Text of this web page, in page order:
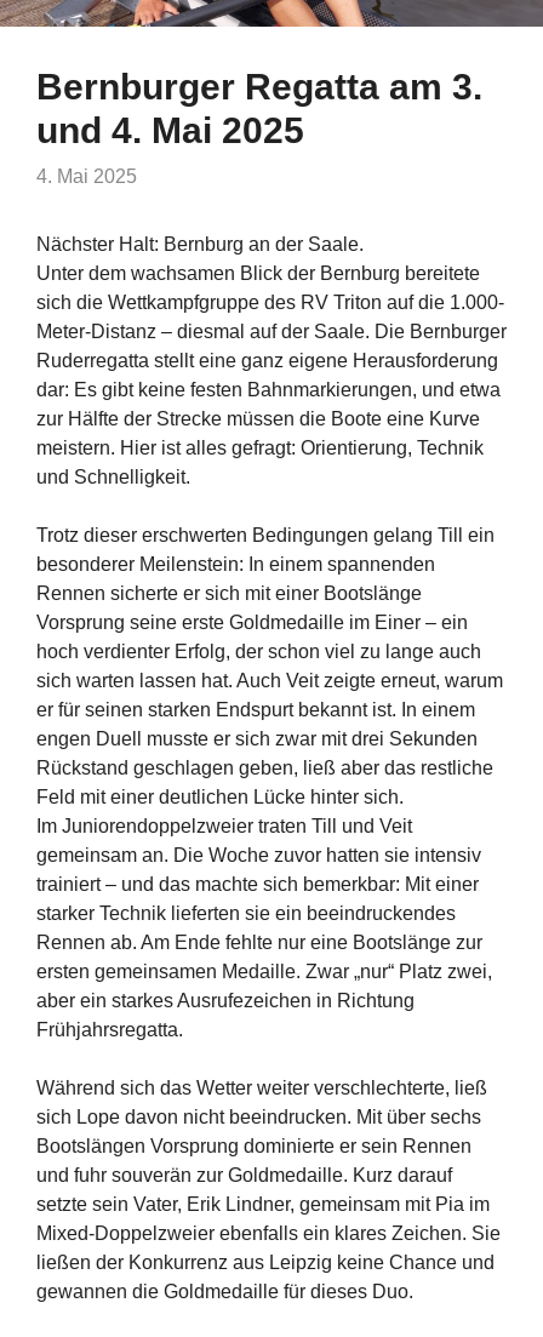
Bernburger Regatta am 3.
und 4. Mai 2025
4. Mai 2025
Nächster Halt: Bernburg an der Saale.
Unter dem wachsamen Blick der Bernburg bereitete
sich die Wettkampfgruppe des RV Triton auf die 1.000-
Meter-Distanz – diesmal auf der Saale. Die Bernburger
Ruderregatta stellt eine ganz eigene Herausforderung
dar: Es gibt keine festen Bahnmarkierungen, und etwa
zur Hälfte der Strecke müssen die Boote eine Kurve
meistern. Hier ist alles gefragt: Orientierung, Technik
und Schnelligkeit.
Trotz dieser erschwerten Bedingungen gelang Till ein
besonderer Meilenstein: In einem spannenden
Rennen sicherte er sich mit einer Bootslänge
Vorsprung seine erste Goldmedaille im Einer – ein
hoch verdienter Erfolg, der schon viel zu lange auch
sich warten lassen hat. Auch Veit zeigte erneut, warum
er für seinen starken Endspurt bekannt ist. In einem
engen Duell musste er sich zwar mit drei Sekunden
Rückstand geschlagen geben, ließ aber das restliche
Feld mit einer deutlichen Lücke hinter sich.
Im Juniorendoppelzweier traten Till und Veit
gemeinsam an. Die Woche zuvor hatten sie intensiv
trainiert – und das machte sich bemerkbar: Mit einer
starker Technik lieferten sie ein beeindruckendes
Rennen ab. Am Ende fehlte nur eine Bootslänge zur
ersten gemeinsamen Medaille. Zwar „nur“ Platz zwei,
aber ein starkes Ausrufezeichen in Richtung
Frühjahrsregatta.
Während sich das Wetter weiter verschlechterte, ließ
sich Lope davon nicht beeindrucken. Mit über sechs
Bootslängen Vorsprung dominierte er sein Rennen
und fuhr souverän zur Goldmedaille. Kurz darauf
setzte sein Vater, Erik Lindner, gemeinsam mit Pia im
Mixed-Doppelzweier ebenfalls ein klares Zeichen. Sie
ließen der Konkurrenz aus Leipzig keine Chance und
gewannen die Goldmedaille für dieses Duo.